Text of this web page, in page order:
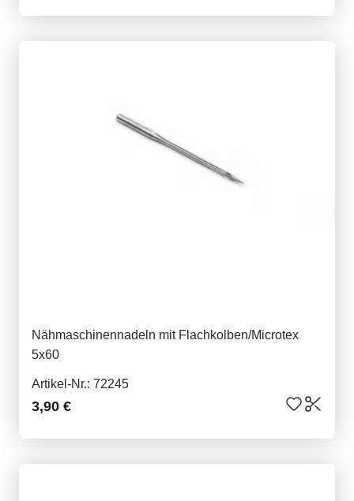
Nähmaschinennadeln mit Flachkolben/Microtex
5x60
Artikel-Nr.: 72245
3,90 €